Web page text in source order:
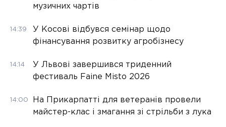
музичних чартів
14:39
У Косові відбувся семінар щодо
фінансування розвитку агробізнесу
14:14
У Львові завершився триденний
фестиваль Faine Misto 2026
14:00
На Прикарпатті для ветеранів провели
майстер-клас і змагання зі стрільби з лука